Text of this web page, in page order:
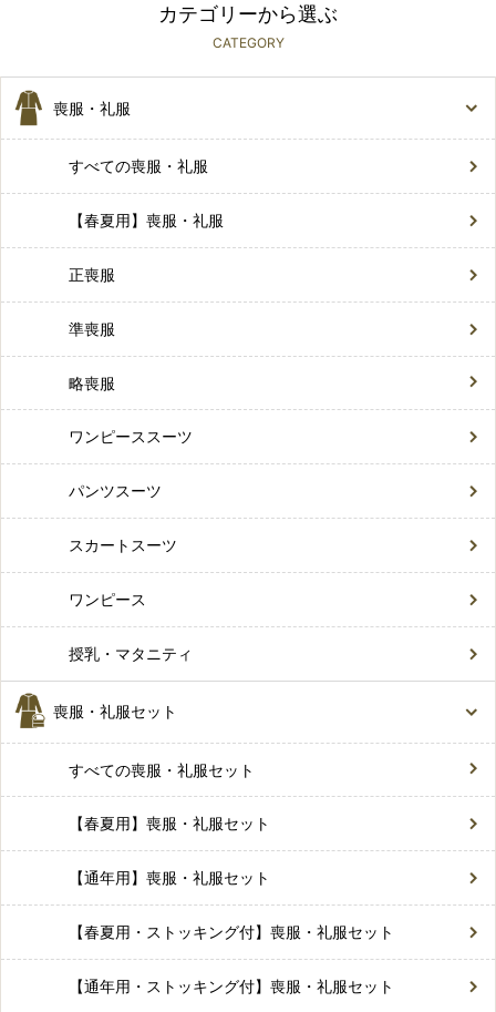
カテゴリーから選ぶ
CATEGORY
喪服・礼服
すべての喪服・礼服
【春夏用】喪服・礼服
正喪服
準喪服
略喪服
ワンピーススーツ
パンツスーツ
スカートスーツ
ワンピース
授乳・マタニティ
喪服・礼服セット
すべての喪服・礼服セット
【春夏用】喪服・礼服セット
【通年用】喪服・礼服セット
【春夏用・ストッキング付】喪服・礼服セット
【通年用・ストッキング付】喪服・礼服セット